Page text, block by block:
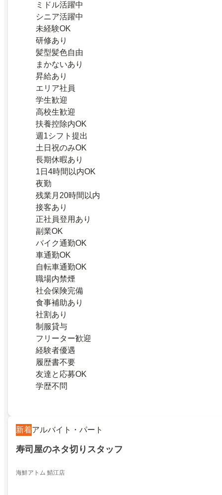
ミドル活躍中
シニア活躍中
未経験OK
研修あり
髪型髪色自由
まかないあり
昇給あり
エリア社員
学生歓迎
高校生歓迎
扶養控除内OK
週1シフト提出
土日祝のみOK
長期休暇あり
1日4時間以内OK
夜勤
残業月20時間以内
接客あり
正社員登用あり
副業OK
バイク通勤OK
車通勤OK
自転車通勤OK
職場内禁煙
社会保険完備
食事補助あり
社割あり
制服貸与
フリーター歓迎
経験者優遇
履歴書不要
友達と応募OK
学歴不問
新着アルバイト・パート
寿司屋のネタ切りスタッフ
海鮮アトム 鯖江店